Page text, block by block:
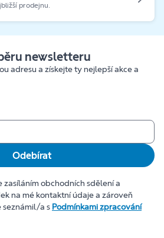
prodejnu.
newsletteru
adresu a získejte ty nejlepší akce a
Odebírat
zasíláním obchodních sdělení a
na mé kontaktní údaje a zároveň
seznámil/a s Podmínkami zpracování